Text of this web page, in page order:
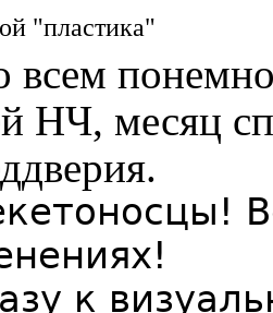
"пластика"
всем
НЧ, месяц
к